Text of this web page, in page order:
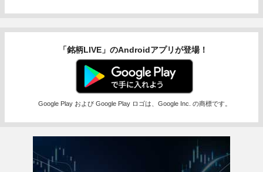
「銘柄LIVE」のAndroidアプリが登場！
Google Play および Google Play ロゴは、Google Inc. の商標です。